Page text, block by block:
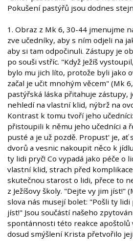
Pokušení pastýřů jsou dodnes
1. Obraz z Mk 6, 30-44 jmenujme
zve učedníky, aby s ním odjeli na
aby si tam odpočinuli. Zástupy je
po souši vstříc. "Když Ježíš
bylo mu jich líto, protože byli jako
začal je učit mnohým věcem" (Mk 6,
pastýřská láska přitahuje zástupy,
nehledí na vlastní klid, nýbrž na
Kontrast k tomu tvoří jeho
přistoupili k němu jeho učedníci a
pusté a je už pozdě. Propust' je, ať
dvorů a vesnic nakoupit něco k
ty lidi pryč! Co vypadá jako péče o
vlastní klid, strach před
skutečnou starost o lidi, přece to
z Ježíšovy školy. "Dejte vy jim jíst!"
slova nás musejí bolet: "Pošli ty
jíst!" Jsou součástí našeho
spontánnosti této reakce apoštolů
dosud smýšlení Krista přetvořilo